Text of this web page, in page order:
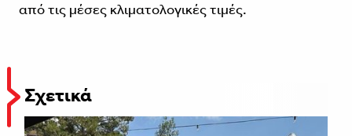
από τις μέσες κλιματολογικές τιμές.
Σχετικά